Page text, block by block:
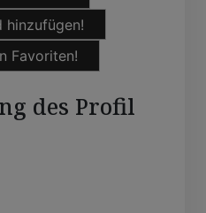
hinzufügen!
Favoriten!
des Profil